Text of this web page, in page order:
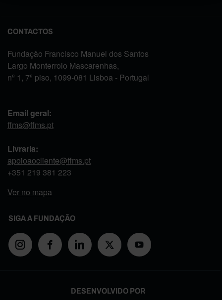
CONTACTOS
Fundação Francisco Manuel dos Santos
Largo Monterroio Mascarenhas,
nº 1, 7º piso, 1099-081 Lisboa - Portugal
Email geral:
ffms@ffms.pt
Livraria:
apoioaocliente@ffms.pt
+351 219 381 223
Ver no mapa
SIGA A FUNDAÇÃO
DESENVOLVIDO POR